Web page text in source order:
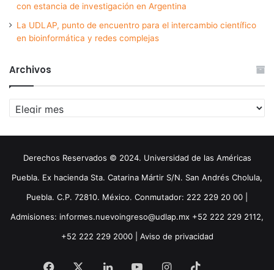
con estancia de investigación en Argentina
La UDLAP, punto de encuentro para el intercambio científico
en bioinformática y redes complejas
Archivos
Archivos
Derechos Reservados © 2024. Universidad de las Américas
Puebla. Ex hacienda Sta. Catarina Mártir S/N. San Andrés Cholula,
Puebla. C.P. 72810. México. Conmutador: 222 229 20 00 |
Admisiones: informes.nuevoingreso@udlap.mx +52 222 229 2112,
+52 222 229 2000 | Aviso de privacidad
Facebook LinkedInYouTubeInstagram